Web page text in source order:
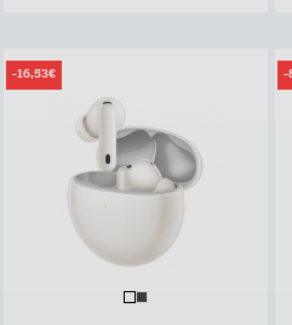
-16,53€ -